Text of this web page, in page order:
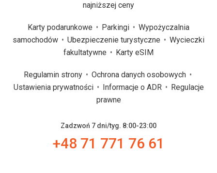
najniższej ceny
Karty podarunkowe Parkingi
Wypożyczalnia
samochodów
Ubezpieczenie turystyczne
Wycieczki
fakultatywne
Karty eSIM
Regulamin strony
Ochrona danych osobowych
Ustawienia prywatności
Informacje o ADR
Regulacje
prawne
Zadzwoń 7 dni/tyg. 8:00-23:00
+48 71 771 76 61